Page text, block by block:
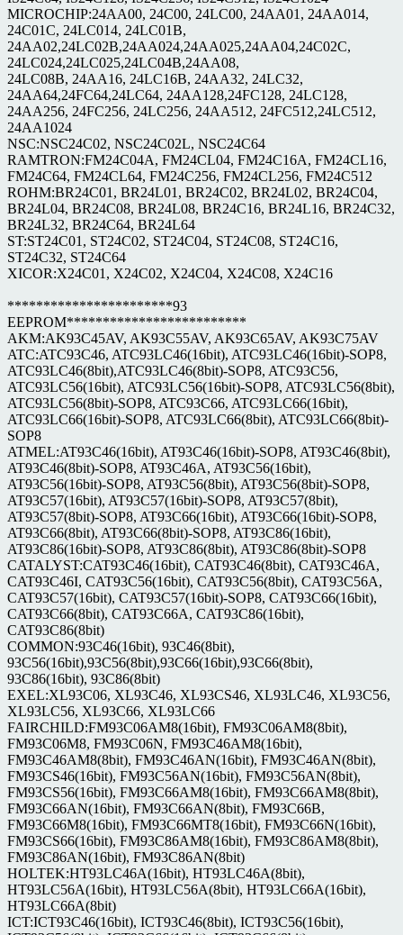
MICROCHIP:24AA00, 24C00, 24LC00, 24AA01, 24AA014,
24C01C, 24LC014, 24LC01B,
24AA02,24LC02B,24AA024,24AA025,24AA04,24C02C,
24LC024,24LC025,24LC04B,24AA08,
24LC08B, 24AA16, 24LC16B, 24AA32, 24LC32,
24AA64,24FC64,24LC64, 24AA128,24FC128, 24LC128,
24AA256, 24FC256, 24LC256, 24AA512, 24FC512,24LC512,
24AA1024
NSC:NSC24C02, NSC24C02L, NSC24C64
RAMTRON:FM24C04A, FM24CL04, FM24C16A, FM24CL16,
FM24C64, FM24CL64, FM24C256, FM24CL256, FM24C512
ROHM:BR24C01, BR24L01, BR24C02, BR24L02, BR24C04,
BR24L04, BR24C08, BR24L08, BR24C16, BR24L16, BR24C32,
BR24L32, BR24C64, BR24L64
ST:ST24C01, ST24C02, ST24C04, ST24C08, ST24C16,
ST24C32, ST24C64
XICOR:X24C01, X24C02, X24C04, X24C08, X24C16
***********************93
EEPROM*************************
AKM:AK93C45AV, AK93C55AV, AK93C65AV, AK93C75AV
ATC:ATC93C46, ATC93LC46(16bit), ATC93LC46(16bit)-SOP8,
ATC93LC46(8bit),ATC93LC46(8bit)-SOP8, ATC93C56,
ATC93LC56(16bit), ATC93LC56(16bit)-SOP8, ATC93LC56(8bit),
ATC93LC56(8bit)-SOP8, ATC93C66, ATC93LC66(16bit),
ATC93LC66(16bit)-SOP8, ATC93LC66(8bit), ATC93LC66(8bit)-
SOP8
ATMEL:AT93C46(16bit), AT93C46(16bit)-SOP8, AT93C46(8bit),
AT93C46(8bit)-SOP8, AT93C46A, AT93C56(16bit),
AT93C56(16bit)-SOP8, AT93C56(8bit), AT93C56(8bit)-SOP8,
AT93C57(16bit), AT93C57(16bit)-SOP8, AT93C57(8bit),
AT93C57(8bit)-SOP8, AT93C66(16bit), AT93C66(16bit)-SOP8,
AT93C66(8bit), AT93C66(8bit)-SOP8, AT93C86(16bit),
AT93C86(16bit)-SOP8, AT93C86(8bit), AT93C86(8bit)-SOP8
CATALYST:CAT93C46(16bit), CAT93C46(8bit), CAT93C46A,
CAT93C46I, CAT93C56(16bit), CAT93C56(8bit), CAT93C56A,
CAT93C57(16bit), CAT93C57(16bit)-SOP8, CAT93C66(16bit),
CAT93C66(8bit), CAT93C66A, CAT93C86(16bit),
CAT93C86(8bit)
COMMON:93C46(16bit), 93C46(8bit),
93C56(16bit),93C56(8bit),93C66(16bit),93C66(8bit),
93C86(16bit), 93C86(8bit)
EXEL:XL93C06, XL93C46, XL93CS46, XL93LC46, XL93C56,
XL93LC56, XL93C66, XL93LC66
FAIRCHILD:FM93C06AM8(16bit), FM93C06AM8(8bit),
FM93C06M8, FM93C06N, FM93C46AM8(16bit),
FM93C46AM8(8bit), FM93C46AN(16bit), FM93C46AN(8bit),
FM93CS46(16bit), FM93C56AN(16bit), FM93C56AN(8bit),
FM93CS56(16bit), FM93C66AM8(16bit), FM93C66AM8(8bit),
FM93C66AN(16bit), FM93C66AN(8bit), FM93C66B,
FM93C66M8(16bit), FM93C66MT8(16bit), FM93C66N(16bit),
FM93CS66(16bit), FM93C86AM8(16bit), FM93C86AM8(8bit),
FM93C86AN(16bit), FM93C86AN(8bit)
HOLTEK:HT93LC46A(16bit), HT93LC46A(8bit),
HT93LC56A(16bit), HT93LC56A(8bit), HT93LC66A(16bit),
HT93LC66A(8bit)
ICT:ICT93C46(16bit), ICT93C46(8bit), ICT93C56(16bit),